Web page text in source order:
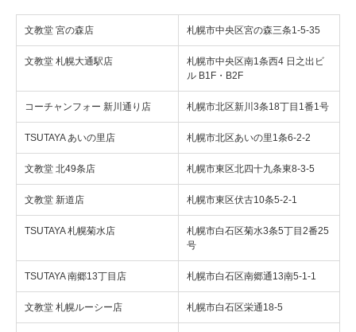
文教堂 宮の森店 札幌市中央区宮の森三条1-5-35
文教堂 札幌大通駅店
札幌市中央区南1条西4 日之出ビ
ル B1F・B2F
コーチャンフォー 新川通り店 札幌市北区新川3条18丁目1番1号
TSUTAYA あいの里店 札幌市北区あいの里1条6-2-2
文教堂 北49条店 札幌市東区北四十九条東8-3-5
文教堂 新道店 札幌市東区伏古10条5-2-1
TSUTAYA 札幌菊水店
札幌市白石区菊水3条5丁目2番25
号
TSUTAYA 南郷13丁目店 札幌市白石区南郷通13南5-1-1
文教堂 札幌ルーシー店 札幌市白石区栄通18-5